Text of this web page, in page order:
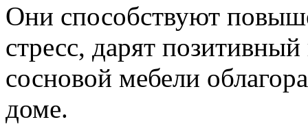
Они способствуют
стресс, дарят
сосновой мебели
доме.